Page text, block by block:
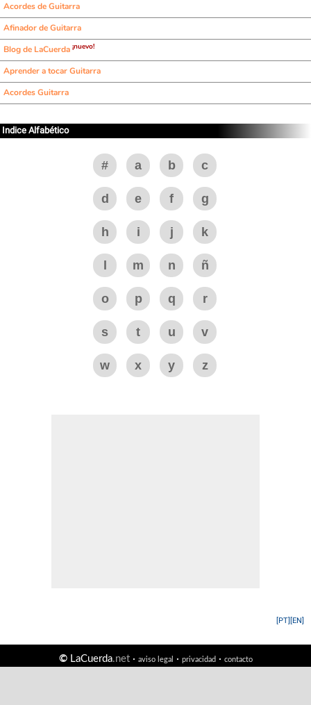
Acordes de Guitarra
Afinador de Guitarra
Blog de LaCuerda ¡nuevo!
Aprender a tocar Guitarra
Acordes Guitarra
Indice Alfabético
# a b c
d e f g
h i j k
m n ñ
o p q r
s t u v
w x y z
[EN]
[PT]
©LaCuerda.net· aviso legal · privacidad· contacto